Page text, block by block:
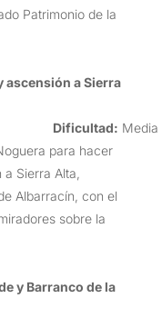
Patrimonio de la
ascensión a Sierra
Dificultad: Media
para hacer
Sierra Alta,
Albarracín, con el
sobre la
y Barranco de la